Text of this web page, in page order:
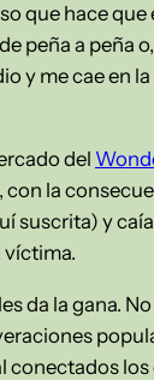
que hace que
peña a peña
y me cae en
del
la
suscrita) y
víctima.
da la gana.